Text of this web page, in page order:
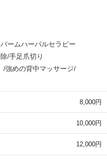
ームハーバルセラピー
/手足爪切り
/強めの背中マッサージ/
8,000円
10,000円
12,000円